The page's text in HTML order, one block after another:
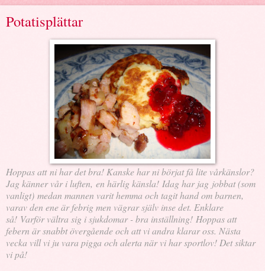
Potatisplättar
Hoppas att ni har det bra! Kanske har ni börjat få lite vårkänslor?
Jag känner vår i luften, en härlig känsla! Idag har jag jobbat (som
vanligt) medan mannen varit hemma och tagit hand om barnen,
varav den ene är febrig men vägrar själv inse det. Enklare
så! Varför vältra sig i sjukdomar - bra inställning! Hoppas att
febern är snabbt övergående och att vi andra klarar oss. Nästa
vecka vill vi ju vara pigga och alerta när vi har sportlov! Det siktar
vi på!